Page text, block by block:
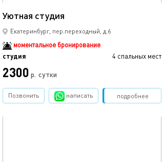
Уютная студия
Екатеринбург, пер.переходный, д.6
моментальное бронирование
студия
4 спальных мест
2300 р. сутки
подробнее
Позвонить написать Забронировать